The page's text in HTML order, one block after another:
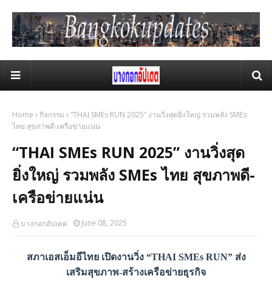
Home กิจกรรม
“THAI SMEs RUN 2025” งานวิ่งสุดยิ่งใหญ่ รวมพลัง SMEs
ไทย สุขภาพดี-เครือข่ายแน่น
“THAI SMEs RUN 2025” งานวิ่งสุด
ยิ่งใหญ่ รวมพลัง SMEs ไทย สุขภาพดี-
เครือข่ายแน่น
บางกอกอัปเดต June 08, 2025
สภาเอสเอ็มอีไทย เปิดงานวิ่ง “THAI SMEs RUN” ส่ง
เสริมสุขภาพ-สร้างเครือข่ายธุรกิจ